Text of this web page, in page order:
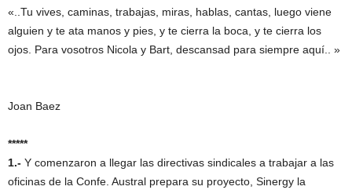
«..Tu vives, caminas, trabajas, miras, hablas, cantas, luego viene
alguien y te ata manos y pies, y te cierra la boca, y te cierra los
ojos. Para vosotros Nicola y Bart, descansad para siempre aquí.. »
Joan Baez
*****
1.- Y comenzaron a llegar las directivas sindicales a trabajar a las
oficinas de la Confe. Austral prepara su proyecto, Sinergy la